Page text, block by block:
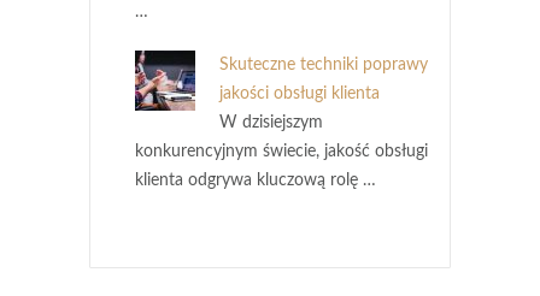
…
Skuteczne techniki poprawy
jakości obsługi klienta
W dzisiejszym
konkurencyjnym świecie, jakość obsługi
klienta odgrywa kluczową rolę …